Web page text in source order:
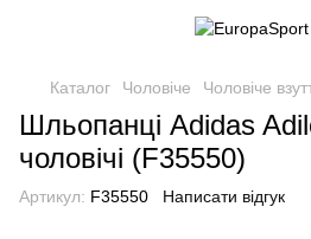
Каталог Чоловіче Чоловіче
Шльопанці Adidas
чоловічі (F35550)
Артикул: F35550 Написати відгук